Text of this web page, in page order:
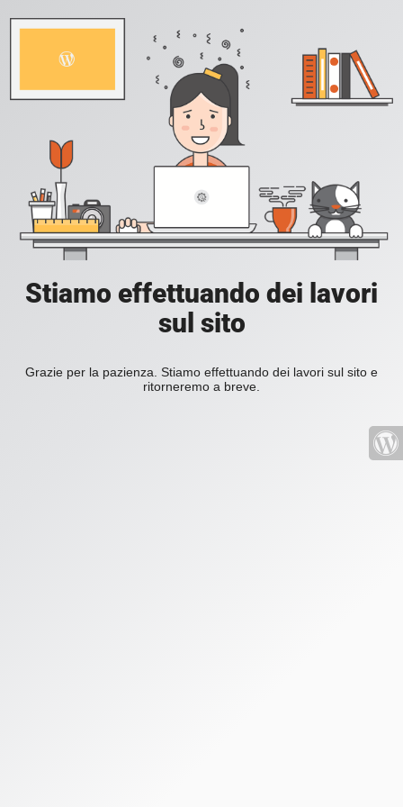
Stiamo effettuando dei lavori
sul sito
Grazie per la pazienza. Stiamo effettuando dei lavori sul sito e
ritorneremo a breve.